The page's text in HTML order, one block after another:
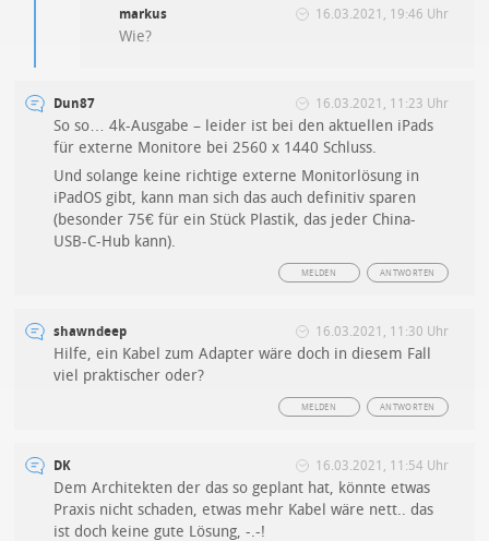
markus 16.03.2021, 19:46 Uhr
Wie?
Dun87 16.03.2021, 11:23 Uhr
So so… 4k-Ausgabe – leider ist bei den aktuellen iPads
für externe Monitore bei 2560 x 1440 Schluss.
Und solange keine richtige externe Monitorlösung in
iPadOS gibt, kann man sich das auch definitiv sparen
(besonder 75€ für ein Stück Plastik, das jeder China-
USB-C-Hub kann).
ANTWORTEN
MELDEN
shawndeep 16.03.2021, 11:30 Uhr
Hilfe, ein Kabel zum Adapter wäre doch in diesem Fall
viel praktischer oder?
ANTWORTEN
MELDEN
DK 16.03.2021, 11:54 Uhr
Dem Architekten der das so geplant hat, könnte etwas
Praxis nicht schaden, etwas mehr Kabel wäre nett.. das
ist doch keine gute Lösung, -.-!